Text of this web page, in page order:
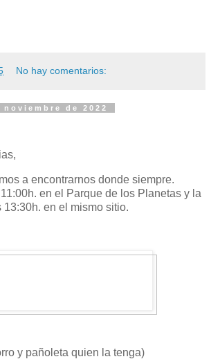
No hay comentarios:
de 2022
a encontrarnos donde siempre.
en el Parque de los Planetas y la
13:30h. en el mismo sitio.
y pañoleta quien la tenga)